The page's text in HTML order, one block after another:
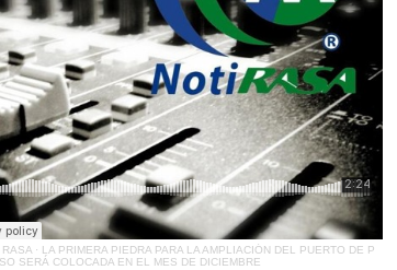
· LA PRIMERA PIEDRA PARA LA AMPLIACIÓN DEL PUERTO DE P
SERÁ COLOCADA EN EL MES DE DICIEMBRE